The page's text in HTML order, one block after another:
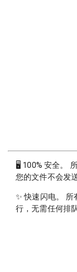
🖥 100% 安全。
您的文件不会发
✨快速闪电。 所
行，无需任何排队